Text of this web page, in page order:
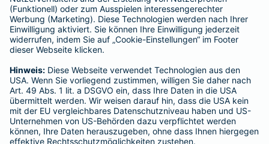
Tierversicherungen
Haftpflichtversicherung
Hausratversicherung
Adresse ändern
Schaden melden
Kilometerstandsmeldung
Serviceübersicht